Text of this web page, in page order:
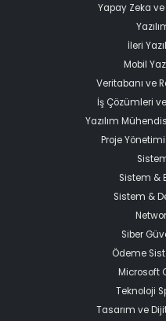
Yapay Zeka
İleri
Mobil
Veritabanı ve
İş Çözümleri
Yazılım
Proje
Sistem &
Sistem &
Siber
Ödeme
Microsoft
Teknoloji
Tasarım ve